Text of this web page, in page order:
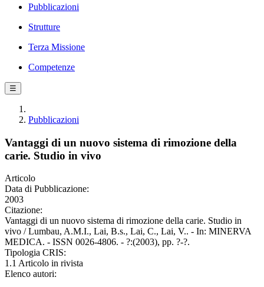
Pubblicazioni
Strutture
Terza Missione
Competenze
☰
Pubblicazioni
Vantaggi di un nuovo sistema di rimozione della
carie. Studio in vivo
Articolo
Data di Pubblicazione:
2003
Citazione:
Vantaggi di un nuovo sistema di rimozione della carie. Studio in
vivo / Lumbau, A.M.I., Lai, B.s., Lai, C., Lai, V.. - In: MINERVA
MEDICA. - ISSN 0026-4806. - ?:(2003), pp. ?-?.
Tipologia CRIS:
1.1 Articolo in rivista
Elenco autori: